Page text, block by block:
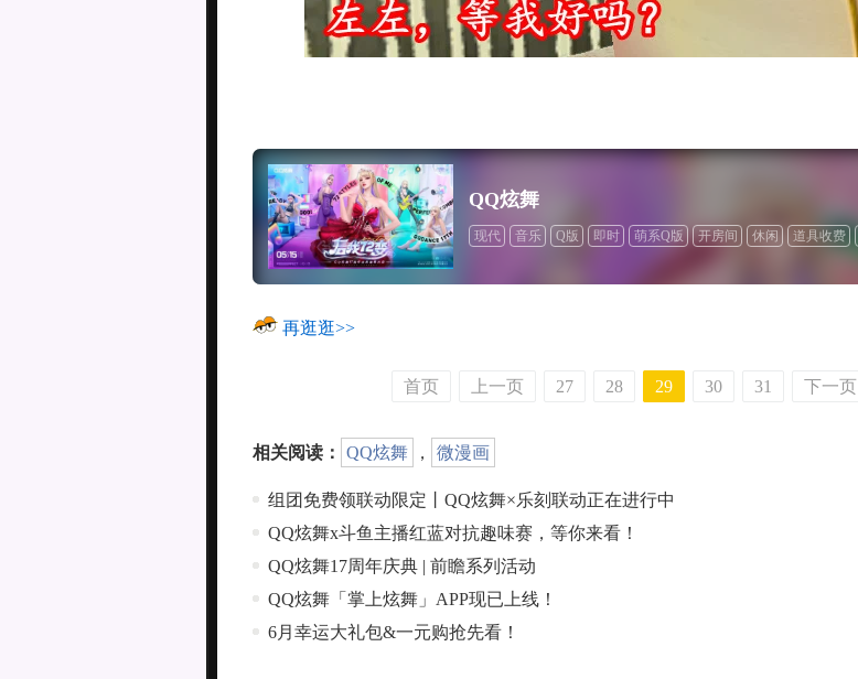
QQ炫舞
现代 音乐 Q版 即时 萌系Q版 开房间 休闲 道具收费
再逛逛>>
首页 上一页 27 28 29 30 31 下一页
相关阅读： QQ炫舞 ， 微漫画
组团免费领联动限定丨QQ炫舞×乐刻联动正在进行中
QQ炫舞x斗鱼主播红蓝对抗趣味赛，等你来看！
QQ炫舞17周年庆典 | 前瞻系列活动
QQ炫舞「掌上炫舞」APP现已上线！
6月幸运大礼包&一元购抢先看！